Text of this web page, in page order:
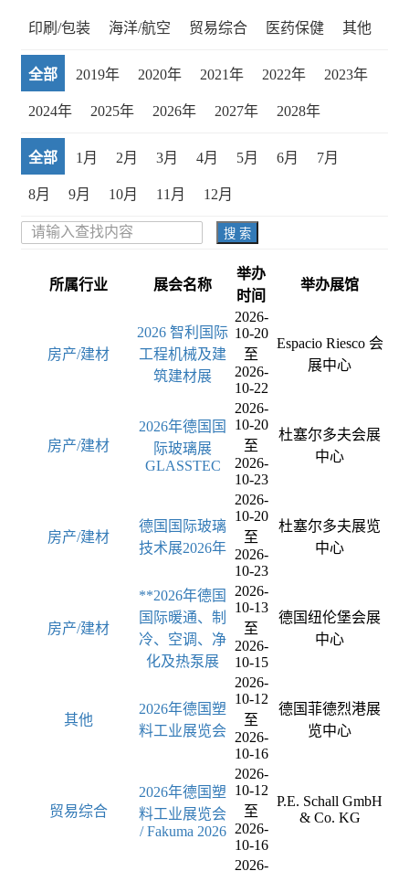
印刷/包装 海洋/航空 贸易综合 医药保健 其他
全部 2019年 2020年 2021年 2022年 2023年
2024年 2025年 2026年 2027年 2028年
全部 1月 2月 3月 4月 5月 6月 7月
8月 9月 10月 11月 12月
搜 索
所属行业 展会名称
举办
时间
举办展馆
房产/建材
2026 智利国际
工程机械及建
筑建材展
2026-
10-20
至
2026-
10-22
Espacio Riesco 会
展中心
房产/建材
2026年德国国
际玻璃展
GLASSTEC
2026-
10-20
至
2026-
10-23
杜塞尔多夫会展
中心
房产/建材
德国国际玻璃
技术展2026年
2026-
10-20
至
2026-
10-23
杜塞尔多夫展览
中心
房产/建材
**2026年德国
国际暖通、制
冷、空调、净
化及热泵展
2026-
10-13
至
2026-
10-15
德国纽伦堡会展
中心
其他
2026年德国塑
料工业展览会
2026-
10-12
至
2026-
10-16
德国菲德烈港展
览中心
贸易综合
2026年德国塑
料工业展览会
/ Fakuma 2026
2026-
10-12
至
2026-
10-16
P.E. Schall GmbH
& Co. KG
2026-